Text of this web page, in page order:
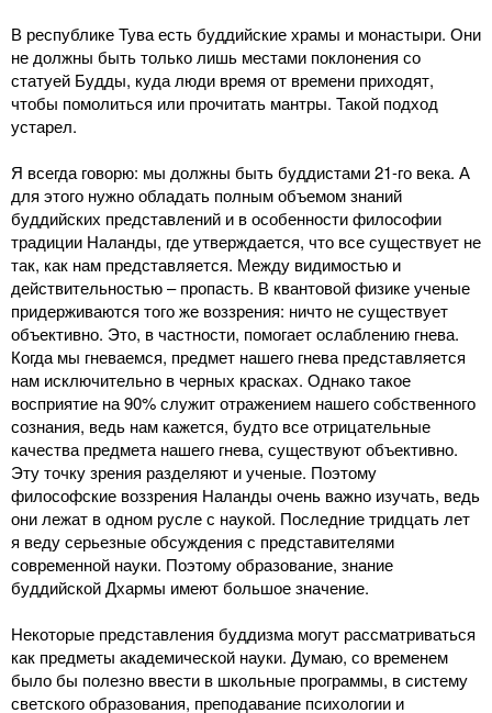
В республике Тува есть буддийские храмы и монастыри. Они
не должны быть только лишь местами поклонения со
статуей Будды, куда люди время от времени приходят,
чтобы помолиться или прочитать мантры. Такой подход
устарел.
Я всегда говорю: мы должны быть буддистами 21-го века. А
для этого нужно обладать полным объемом знаний
буддийских представлений и в особенности философии
традиции Наланды, где утверждается, что все существует не
так, как нам представляется. Между видимостью и
действительностью – пропасть. В квантовой физике ученые
придерживаются того же воззрения: ничто не существует
объективно. Это, в частности, помогает ослаблению гнева.
Когда мы гневаемся, предмет нашего гнева представляется
нам исключительно в черных красках. Однако такое
восприятие на 90% служит отражением нашего собственного
сознания, ведь нам кажется, будто все отрицательные
качества предмета нашего гнева, существуют объективно.
Эту точку зрения разделяют и ученые. Поэтому
философские воззрения Наланды очень важно изучать, ведь
они лежат в одном русле с наукой. Последние тридцать лет
я веду серьезные обсуждения с представителями
современной науки. Поэтому образование, знание
буддийской Дхармы имеют большое значение.
Некоторые представления буддизма могут рассматриваться
как предметы академической науки. Думаю, со временем
было бы полезно ввести в школьные программы, в систему
светского образования, преподавание психологии и